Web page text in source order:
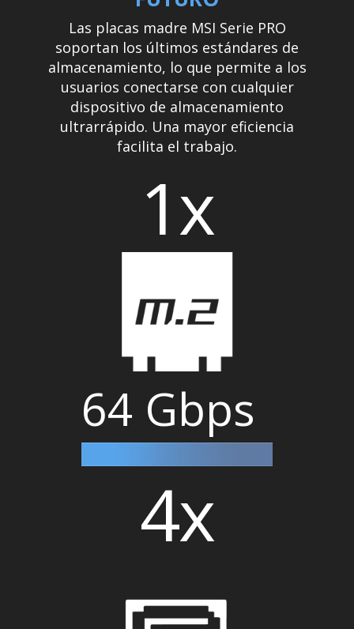
Las placas madre MSI Serie PRO
soportan los últimos estándares de
almacenamiento, lo que permite a los
usuarios conectarse con cualquier
dispositivo de almacenamiento
ultrarrápido. Una mayor eficiencia
facilita el trabajo.
1x
64 Gbps
4x